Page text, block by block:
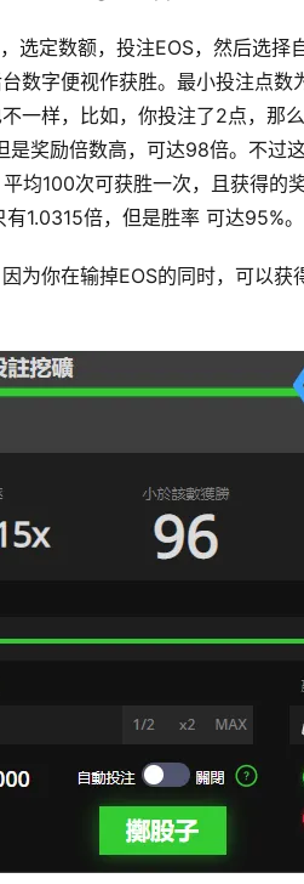
选定数额，投注EOS，然后选择
数字便视作获胜。最小投注点
一样，比如，你投注了2点，那
是奖励倍数高，可达98倍。不过
均100次可获胜一次，且获得的
1.0315倍，但是胜率 可达95%。
为你在输掉EOS的同时，可以